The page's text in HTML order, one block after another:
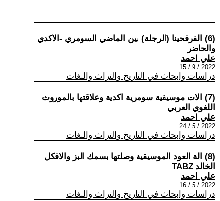
(6) الفرفحينا (الرجلة) بين الماضي السومري -الاكدي
والحاضر
علي احمد
2022 / 9 / 15
دراسات وابحاث في التاريخ والتراث واللغات
(7) الات موسيقية سومرية اكدية وعلاقتها بالموروث
اللغوي العربي
علي احمد
2022 / 5 / 24
دراسات وابحاث في التاريخ والتراث واللغات
(8) الة العود الموسيقية وصلتها بسمك البز والافكل
الخالد TABZ
علي احمد
2022 / 5 / 16
دراسات وابحاث في التاريخ والتراث واللغات